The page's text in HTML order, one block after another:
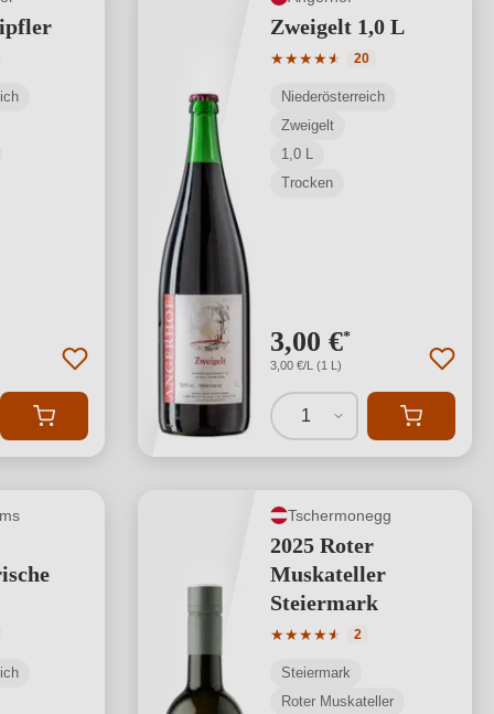
Bewertung von 5 von 5 Sternen
Zweigelt 1,0 L
★★★★★
★
Durchschnittliche
20
Niederösterreich
Zweigelt
1,0 L
Trocken
3,00 €*
3,00 €/L (1 L)
1
Bewertung von 4.75 von 5 Sternen
Tschermonegg
2025 Roter
Muskateller
Steiermark
★★★★★
★
Durchschnittliche
2
Steiermark
Roter Muskateller